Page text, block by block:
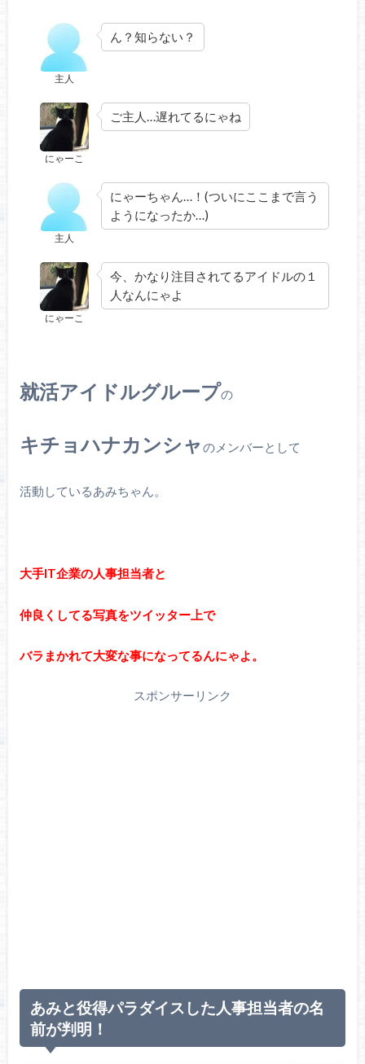
主人
ん？知らない？
にゃーこ
ご主人…遅れてるにゃね
主人
にゃーちゃん…！(ついにここまで言う
ようになったか…)
にゃーこ
今、かなり注目されてるアイドルの１
人なんにゃよ
就活アイドルグループの
キチョハナカンシャのメンバーとして
活動しているあみちゃん。
大手IT企業の人事担当者と
仲良くしてる写真をツイッター上で
バラまかれて大変な事になってるんにゃよ。
スポンサーリンク
あみと役得パラダイスした人事担当者の名
前が判明！